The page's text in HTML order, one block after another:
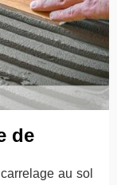
de
au sol